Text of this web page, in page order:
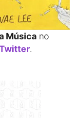
Música no
.